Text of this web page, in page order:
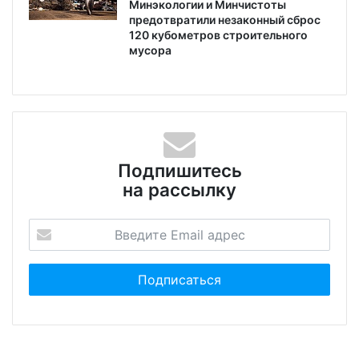
Минэкологии и Минчистоты
предотвратили незаконный сброс
120 кубометров строительного
мусора
Подпишитесь
на рассылку